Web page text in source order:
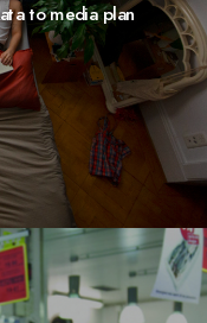
to media plan